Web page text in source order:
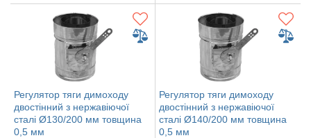
Регулятор тяги димоходу
двостінний з нержавіючої
сталі Ø130/200 мм товщина
0,5 мм
Регулятор тяги димоходу
двостінний з нержавіючої
сталі Ø140/200 мм товщина
0,5 мм